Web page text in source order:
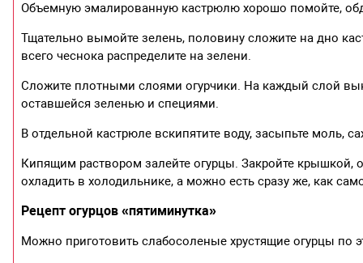
Объемную эмалированную кастрюлю хорошо помойте,
Тщательно вымойте зелень, половину сложите на дно
всего чеснока распределите на зелени.
Сложите плотными слоями огурчики. На каждый слой
оставшейся зеленью и специями.
В отдельной кастрюле вскипятите воду, засыпьте моль,
Кипящим раствором залейте огурцы. Закройте крышкой,
охладить в холодильнике, а можно есть сразу же, как
Рецепт огурцов «пятиминутка»
Можно приготовить слабосоленые хрустящие огурцы по